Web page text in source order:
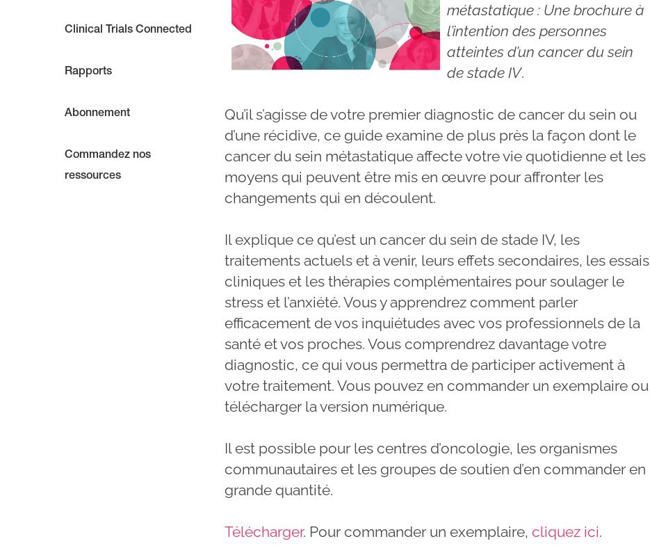
Clinical Trials Connected
Rapports
Abonnement
Commandez nos
ressources
métastatique : Une brochure à
l’intention des personnes
atteintes d’un cancer du sein
de stade IV.
Qu’il s’agisse de votre premier diagnostic de cancer du sein ou
d’une récidive, ce guide examine de plus près la façon dont le
cancer du sein métastatique affecte votre vie quotidienne et les
moyens qui peuvent être mis en œuvre pour affronter les
changements qui en découlent.
Il explique ce qu’est un cancer du sein de stade IV, les
traitements actuels et à venir, leurs effets secondaires, les essais
cliniques et les thérapies complémentaires pour soulager le
stress et l’anxiété. Vous y apprendrez comment parler
efficacement de vos inquiétudes avec vos professionnels de la
santé et vos proches. Vous comprendrez davantage votre
diagnostic, ce qui vous permettra de participer activement à
votre traitement. Vous pouvez en commander un exemplaire ou
télécharger la version numérique.
Il est possible pour les centres d’oncologie, les organismes
communautaires et les groupes de soutien d’en commander en
grande quantité.
Télécharger. Pour commander un exemplaire,cliquez ici.